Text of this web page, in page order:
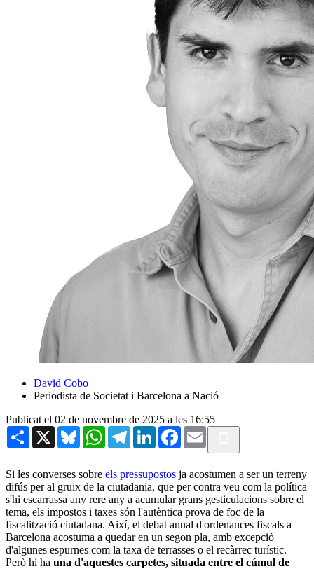
David Cobo
Periodista de Societat i Barcelona a Nació
Publicat el 02 de novembre de 2025 a les 16:55
Share X BlueskyWhatsAppTelegramLinkedInFacebook
Email
Si les converses sobre els pressupostos ja acostumen a ser un terreny
difús per al gruix de la ciutadania, que per contra veu com la política
s'hi escarrassa any rere any a acumular grans gesticulacions sobre el
tema, els impostos i taxes són l'autèntica prova de foc de la
fiscalització ciutadana. Així, el debat anual d'ordenances fiscals a
Barcelona acostuma a quedar en un segon pla, amb excepció
d'algunes espurnes com la taxa de terrasses o el recàrrec turístic.
Però hi ha una d'aquestes carpetes, situada entre el cúmul de